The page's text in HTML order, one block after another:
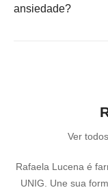
ansiedade?
Ver
Rafaela Lucena é
UNIG. Une sua